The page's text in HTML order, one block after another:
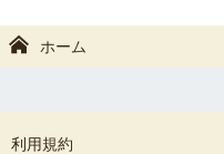
ホーム
利用規約